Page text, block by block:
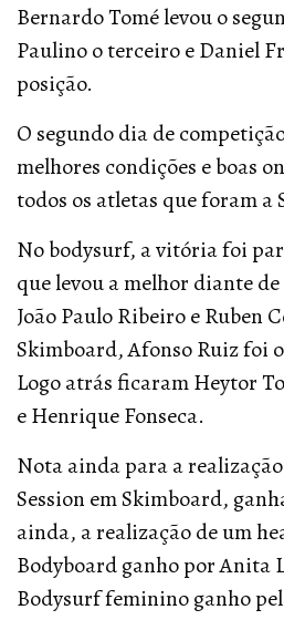
Bernardo Tomé levou o
Paulino o terceiro e Daniel
posição.
O segundo dia de
melhores condições e boas
todos os atletas que foram a
No bodysurf, a vitória foi
que levou a melhor diante
João Paulo Ribeiro e Ruben
Skimboard, Afonso Ruiz foi
Logo atrás ficaram Heytor
e Henrique Fonseca.
Nota ainda para a
Session em Skimboard,
ainda, a realização de um
Bodyboard ganho por Anita
Bodysurf feminino ganho